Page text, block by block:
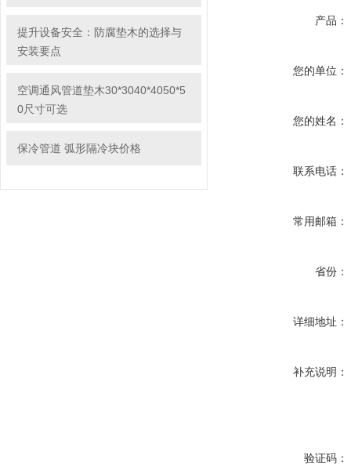
提升设备安全：防腐垫木的选择与
安装要点
空调通风管道垫木30*3040*4050*5
0尺寸可选
保冷管道 弧形隔冷块价格
产品：
您的单位：
您的姓名：
联系电话：
常用邮箱：
省份：
详细地址：
补充说明：
验证码：